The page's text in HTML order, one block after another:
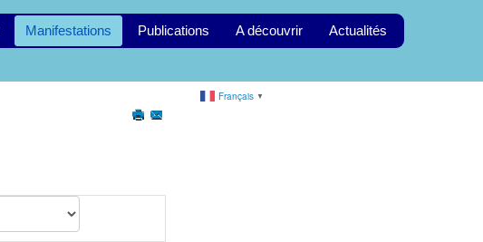
Manifestations Publications A découvrir Actualités
Français ▼